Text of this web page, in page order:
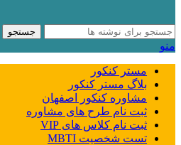
جستجو
منو
مستر کنکور
بلاگ مستر کنکور
مشاوره کنکور اصفهان
ثبت نام طرح های مشاوره
ثبت نام کلاس های VIP
تست شخصیت MBTI